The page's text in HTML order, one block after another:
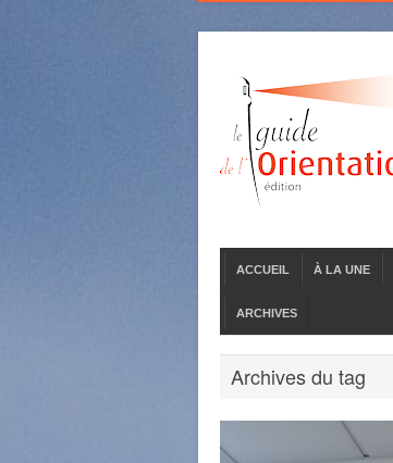
ACCUEIL À LA UNE
ARCHIVES
Archives du tag